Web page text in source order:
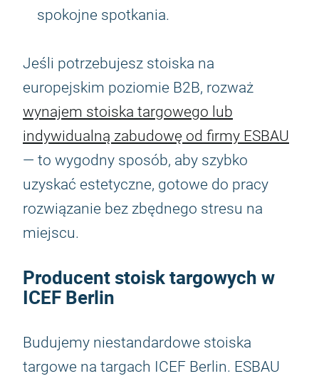
spokojne spotkania.
Jeśli potrzebujesz stoiska na
europejskim poziomie B2B, rozważ
wynajem stoiska targowego lub
indywidualną zabudowę od firmy ESBAU
— to wygodny sposób, aby szybko
uzyskać estetyczne, gotowe do pracy
rozwiązanie bez zbędnego stresu na
miejscu.
Producent stoisk targowych w
ICEF Berlin
Budujemy niestandardowe stoiska
targowe na targach ICEF Berlin. ESBAU